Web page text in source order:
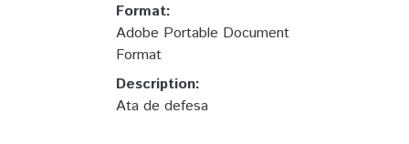
Format:
Adobe Portable Document
Format
Description:
Ata de defesa